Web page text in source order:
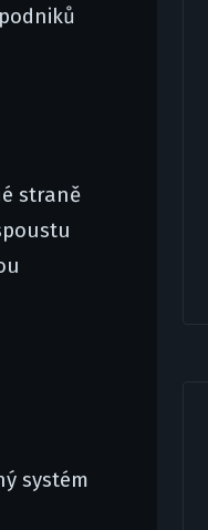
straně
systém